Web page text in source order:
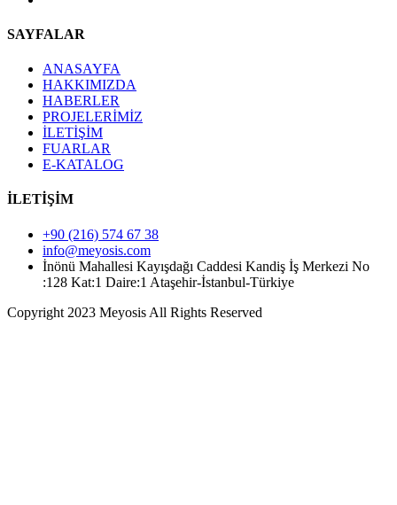
SAYFALAR
ANASAYFA
HAKKIMIZDA
HABERLER
PROJELERİMİZ
İLETİŞİM
FUARLAR
E-KATALOG
İLETİŞİM
+90 (216) 574 67 38
info@meyosis.com
İnönü Mahallesi Kayışdağı Caddesi Kandiş İş Merkezi No
:128 Kat:1 Daire:1 Ataşehir-İstanbul-Türkiye
Copyright 2023 Meyosis All Rights Reserved